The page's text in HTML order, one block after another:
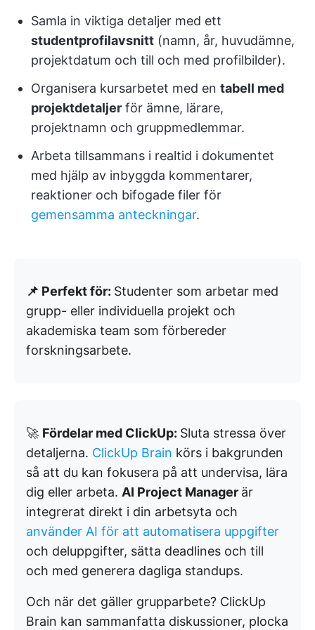
Samla in viktiga detaljer med ett
studentprofilavsnitt (namn, år, huvudämne,
projektdatum och till och med profilbilder).
Organisera kursarbetet med en tabell med
projektdetaljer för ämne, lärare,
projektnamn och gruppmedlemmar.
Arbeta tillsammans i realtid i dokumentet
med hjälp av inbyggda kommentarer,
reaktioner och bifogade filer för
gemensamma anteckningar.
📌 Perfekt för: Studenter som arbetar med
grupp- eller individuella projekt och
akademiska team som förbereder
forskningsarbete.
🚀 Fördelar med ClickUp: Sluta stressa över
detaljerna. ClickUp Brain körs i bakgrunden
så att du kan fokusera på att undervisa, lära
dig eller arbeta. AI Project Manager är
integrerat direkt i din arbetsyta och
använder AI för att automatisera uppgifter
och deluppgifter, sätta deadlines och till
och med generera dagliga standups.
Och när det gäller grupparbete? ClickUp
Brain kan sammanfatta diskussioner, plocka